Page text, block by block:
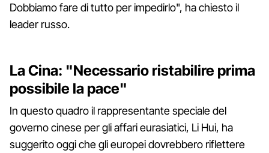
Dobbiamo fare di tutto per impedirlo", ha chiesto il
leader russo.
La Cina: "Necessario ristabilire prima
possibile la pace"
In questo quadro il rappresentante speciale del
governo cinese per gli affari eurasiatici, Li Hui, ha
suggerito oggi che gli europei dovrebbero riflettere